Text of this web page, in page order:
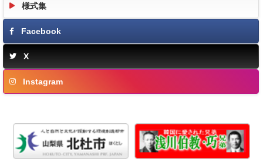
様式集
Facebook
X
Instagram